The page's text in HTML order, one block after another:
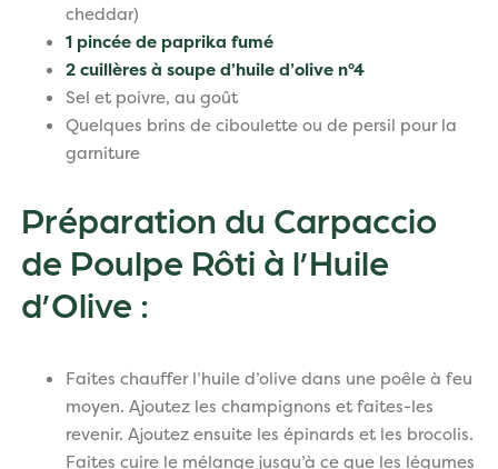
cheddar)
1 pincée de paprika fumé
2 cuillères à soupe d’huile d’olive n°4
Sel et poivre, au goût
Quelques brins de ciboulette ou de persil pour la
garniture
Préparation du Carpaccio
de Poulpe Rôti à l’Huile
d’Olive :
Faites chauffer l’huile d’olive dans une poêle à feu
moyen. Ajoutez les champignons et faites-les
revenir. Ajoutez ensuite les épinards et les brocolis.
Faites cuire le mélange jusqu’à ce que les légumes